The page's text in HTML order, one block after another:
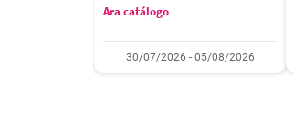
Ara catálogo
30/07/2026 - 05/08/2026